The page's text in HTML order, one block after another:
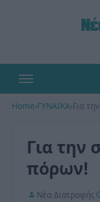
Home›ΓΥΝΑΙΚΑ›Για
Για την
πόρων!
Νέα Διατροφής